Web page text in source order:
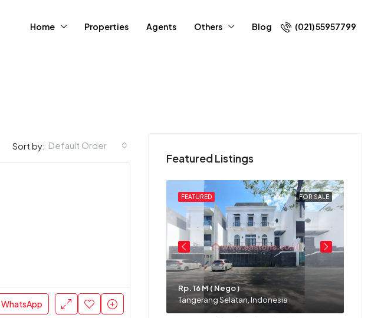
Home Properties Agents Others Blog (021) 55957799
Sort by: Default Order
WhatsApp
Featured Listings
Rp. 9,975 M ( Nego )
Jakarta Barat, Indonesia
FOR SALE
FEATURED
Rp. 16 M ( Nego )
Tangerang Selatan, Indonesia